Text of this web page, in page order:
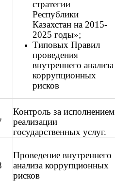
стратегии
Республики
Казахстан на 2015-
2025 годы»;
Типовых Правил
проведения
внутреннего анализа
коррупционных
рисков
Контроль за исполнением
реализации
государственных услуг.
Проведение внутреннего
анализа коррупционных
рисков